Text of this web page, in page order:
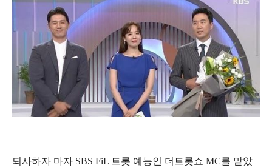
퇴사하자 마자 SBS FiL 트롯 예능인 더트롯쇼 MC를 맡았